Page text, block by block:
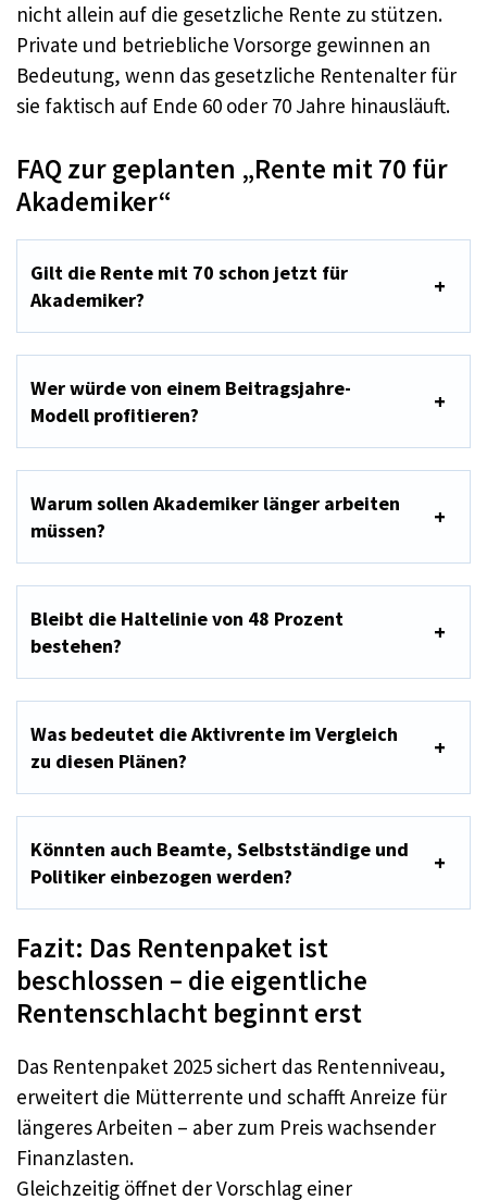
nicht allein auf die gesetzliche Rente zu stützen.​
Private und betriebliche Vorsorge gewinnen an
Bedeutung, wenn das gesetzliche Rentenalter für
sie faktisch auf Ende 60 oder 70 Jahre hinausläuft.​
FAQ zur geplanten „Rente mit 70 für
Akademiker“
Gilt die Rente mit 70 schon jetzt für
Akademiker?
Wer würde von einem Beitragsjahre-
Modell profitieren?
Warum sollen Akademiker länger arbeiten
müssen?
Bleibt die Haltelinie von 48 Prozent
bestehen?
Was bedeutet die Aktivrente im Vergleich
zu diesen Plänen?
Könnten auch Beamte, Selbstständige und
Politiker einbezogen werden?
Fazit: Das Rentenpaket ist
beschlossen – die eigentliche
Rentenschlacht beginnt erst
Das Rentenpaket 2025 sichert das Rentenniveau,
erweitert die Mütterrente und schafft Anreize für
längeres Arbeiten – aber zum Preis wachsender
Finanzlasten.​
Gleichzeitig öffnet der Vorschlag einer